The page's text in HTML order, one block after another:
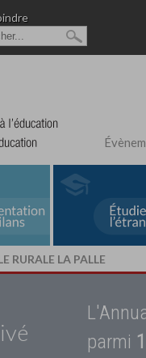
RURALE LA PALLE
parmi